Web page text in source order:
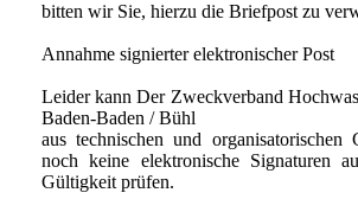
bitten wir Sie, hierzu die Briefpost zu
Annahme signierter elektronischer Post
Leider kann Der Zweckverband
Baden-Baden / Bühl
aus technischen und organisatorischen
noch keine elektronische Signaturen
Gültigkeit prüfen.